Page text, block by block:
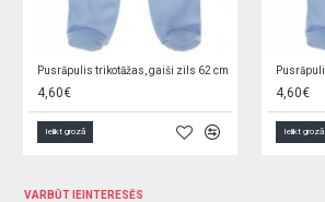
Jaciņa trikotāžas, rozā 62 cm O0YEYROX
5,90€
Ielikt grozā
5,90€
Ielikt grozā
VARBŪT IEINTERESĒS